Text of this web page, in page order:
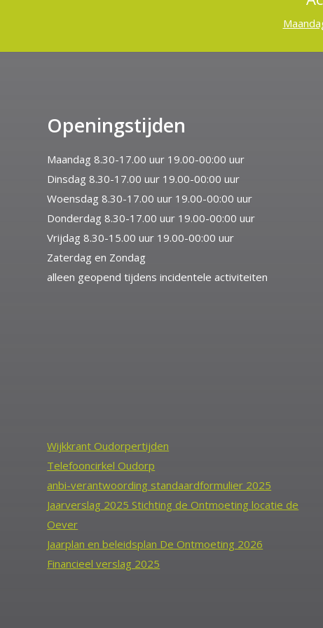
Openingstijden
Maandag 8.30-17.00 uur 19.00-00:00 uur
Dinsdag 8.30-17.00 uur 19.00-00:00 uur
Woensdag 8.30-17.00 uur 19.00-00:00 uur
Donderdag 8.30-17.00 uur 19.00-00:00 uur
Vrijdag 8.30-15.00 uur 19.00-00:00 uur
Zaterdag en Zondag
alleen geopend tijdens incidentele activiteiten
Wijkkrant Oudorpertijden
Telefooncirkel Oudorp
anbi-verantwoording standaardformulier 2025
Jaarverslag 2025 Stichting de Ontmoeting locatie de
Oever
Jaarplan en beleidsplan De Ontmoeting 2026
Financieel verslag 2025